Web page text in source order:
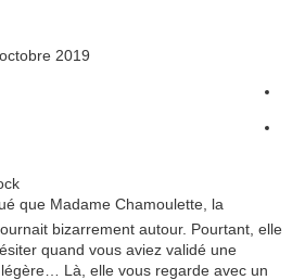
2019
que Madame Chamoulette, la
bizarrement autour. Pourtant, elle
quand vous aviez validé une
Là, elle vous regarde avec un